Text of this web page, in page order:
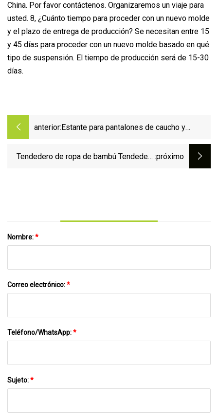
China. Por favor contáctenos. Organizaremos un viaje para
usted. 8, ¿Cuánto tiempo para proceder con un nuevo molde
y el plazo de entrega de producción? Se necesitan entre 15
y 45 días para proceder con un nuevo molde basado en qué
tipo de suspensión. El tiempo de producción será de 15-30
días.
anterior:Estante para pantalones de caucho y
percha para pantalones
Tendedero de ropa de bambú Tendedero :próximo
Nombre:*
Correo electrónico:*
Teléfono/WhatsApp:*
Sujeto:*